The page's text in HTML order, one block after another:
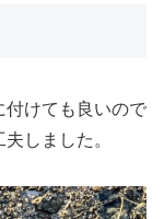
付けても良いので
しました。